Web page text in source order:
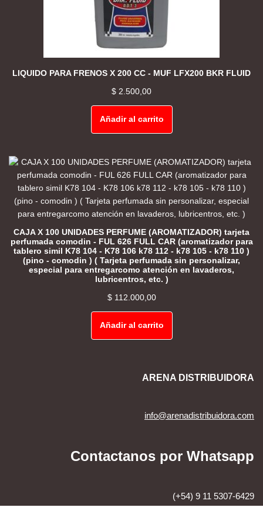
LIQUIDO PARA FRENOS X 200 CC - MUF LFX200 BKR FLUID
$ 2.500,00
Añadir al carrito
CAJA X 100 UNIDADES PERFUME (AROMATIZADOR) tarjeta
perfumada comodin - FUL 626 FULL CAR (aromatizador para
tablero simil K78 104 - K78 106 k78 112 - k78 105 - k78 110 )
(pino - comodin ) ( Tarjeta perfumada sin personalizar,
especial para entregarcomo atención en lavaderos,
lubricentros, etc. )
$112.000,00
Añadir al carrito
ARENA DISTRIBUIDORA
info@arenadistribuidora.com
Contactanos por Whatsapp
(+54) 9 11 5307-6429